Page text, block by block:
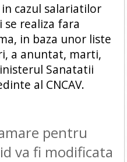
cazul salariatilor
realiza fara
in baza unor liste
a anuntat, marti,
Sanatatii
al CNCAV.
pentru
va fi modificata